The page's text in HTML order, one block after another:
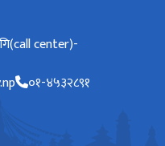
center)-
०१-४५३२८९१